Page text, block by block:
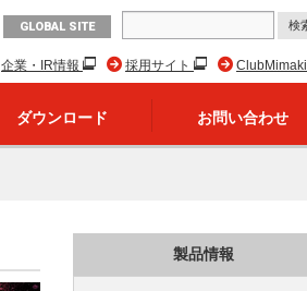
GLOBAL SITE
ClubMimaki
採用サイト
企業・IR情報
ダウンロード お問い合わせ
製品情報